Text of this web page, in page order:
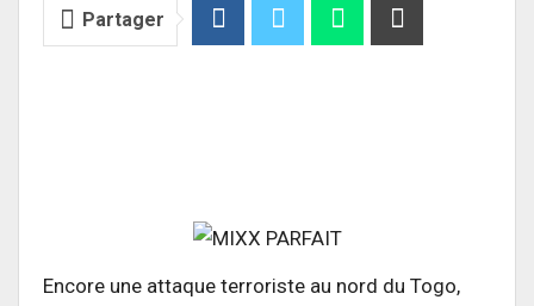
Partager
Encore une attaque terroriste au nord du Togo,